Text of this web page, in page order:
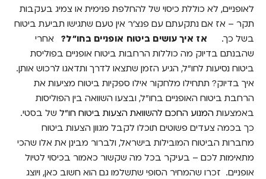
לאופניים, לא כוללת כיסוי של להחלפת פנימית או צמיג בעקבות
תקר – אז אם נתקעתם עם פנצ'ר אין טעם שתגישו תביעת ביטוח
בשל כך.
אז איך עושים ביטוח אופניים בחו"ל?
אחרי
שהבנתם בדיוק מה כוללות הרחבות ביטוח אופניים בפוליסת
ביטוח נסיעות לחו"ל, הגיע הזמן שתצאו לדרך ותדאגו לרכוש אותן.
איך בדיוק? תתחילו מלחקור אילו ספקיות ביטוח מציעות את
הרחבת ביטוח האופניים בחו"ל, ובצעו השוואה בין הפוליסות
באמצעות המנוע החכם להשוואת הצעות ביטוח חו"ל של בסטי.
כך בכמה צעדים פשוטים תוכלו לקבל מגוון הצעות ביטוח
מחברות הביטוח המובילות בישראל, ולברור מבינן את אלו שהכי
מתאימות לכם – בעיקר בכל מה שקשור כאמור בכיסוי לטיול
אופניים. זכרו שהמחיר הסופי שתשלמו גם הוא חשוב כאן, ויוצג